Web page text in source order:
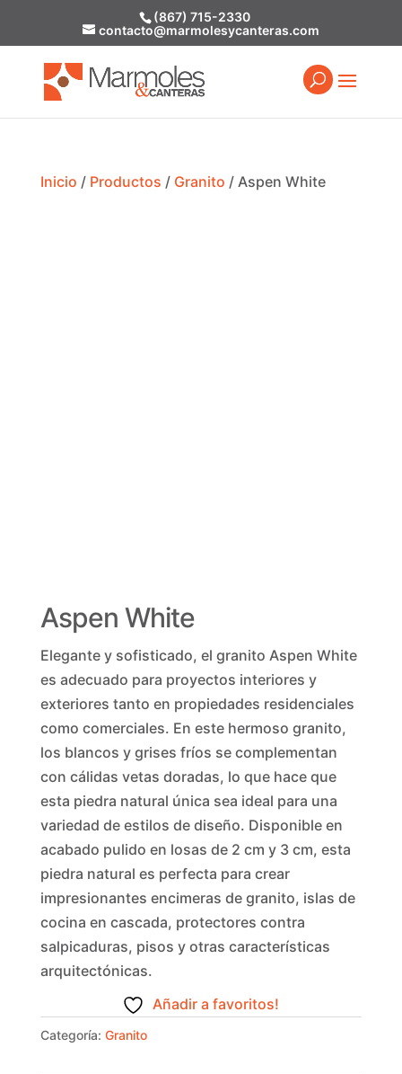
(867) 715-2330
contacto@marmolesycanteras.com
Inicio / Productos / Granito / Aspen White
Aspen White
Elegante y sofisticado, el granito Aspen White
es adecuado para proyectos interiores y
exteriores tanto en propiedades residenciales
como comerciales. En este hermoso granito,
los blancos y grises fríos se complementan
con cálidas vetas doradas, lo que hace que
esta piedra natural única sea ideal para una
variedad de estilos de diseño. Disponible en
acabado pulido en losas de 2 cm y 3 cm, esta
piedra natural es perfecta para crear
impresionantes encimeras de granito, islas de
cocina en cascada, protectores contra
salpicaduras, pisos y otras características
arquitectónicas.
Añadir a favoritos!
Categoría: Granito